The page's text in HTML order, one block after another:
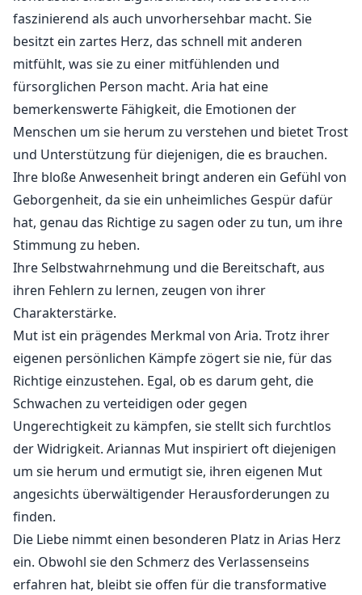
faszinierend als auch unvorhersehbar macht. Sie
besitzt ein zartes Herz, das schnell mit anderen
mitfühlt, was sie zu einer mitfühlenden und
fürsorglichen Person macht. Aria hat eine
bemerkenswerte Fähigkeit, die Emotionen der
Menschen um sie herum zu verstehen und bietet Trost
und Unterstützung für diejenigen, die es brauchen.
Ihre bloße Anwesenheit bringt anderen ein Gefühl von
Geborgenheit, da sie ein unheimliches Gespür dafür
hat, genau das Richtige zu sagen oder zu tun, um ihre
Stimmung zu heben.
Ihre Selbstwahrnehmung und die Bereitschaft, aus
ihren Fehlern zu lernen, zeugen von ihrer
Charakterstärke.
Mut ist ein prägendes Merkmal von Aria. Trotz ihrer
eigenen persönlichen Kämpfe zögert sie nie, für das
Richtige einzustehen. Egal, ob es darum geht, die
Schwachen zu verteidigen oder gegen
Ungerechtigkeit zu kämpfen, sie stellt sich furchtlos
der Widrigkeit. Ariannas Mut inspiriert oft diejenigen
um sie herum und ermutigt sie, ihren eigenen Mut
angesichts überwältigender Herausforderungen zu
finden.
Die Liebe nimmt einen besonderen Platz in Arias Herz
ein. Obwohl sie den Schmerz des Verlassenseins
erfahren hat, bleibt sie offen für die transformative